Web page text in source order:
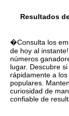
Resultados
�Consulta los
de hoy al
números
lugar. Descubre
rápidamente a
populares.
curiosidad de
confiable de